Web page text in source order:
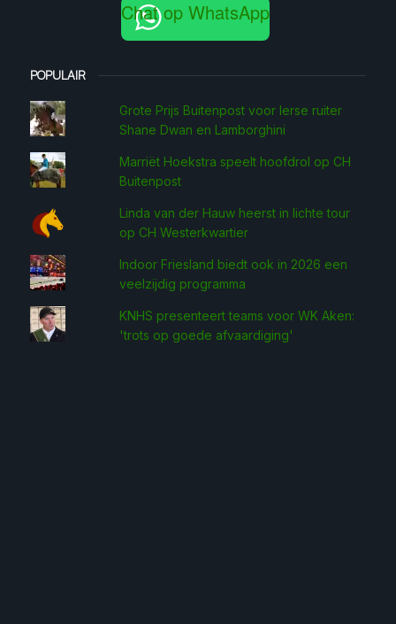
Chat op WhatsApp
POPULAIR
Grote Prijs Buitenpost voor Ierse ruiter
Shane Dwan en Lamborghini
Marriët Hoekstra speelt hoofdrol op CH
Buitenpost
Linda van der Hauw heerst in lichte tour
op CH Westerkwartier
Indoor Friesland biedt ook in 2026 een
veelzijdig programma
KNHS presenteert teams voor WK Aken:
'trots op goede afvaardiging'